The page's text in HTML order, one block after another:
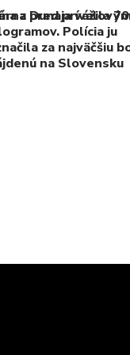
pred
z Dunaja vážila
Polícia ju
za najväčšiu
na Slovensku